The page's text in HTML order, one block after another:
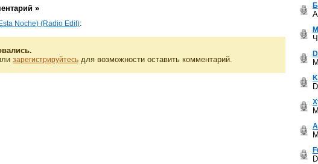
»
Noche) (Radio Edit):
зарегистрируйтесь для возможности оставить комментарий.